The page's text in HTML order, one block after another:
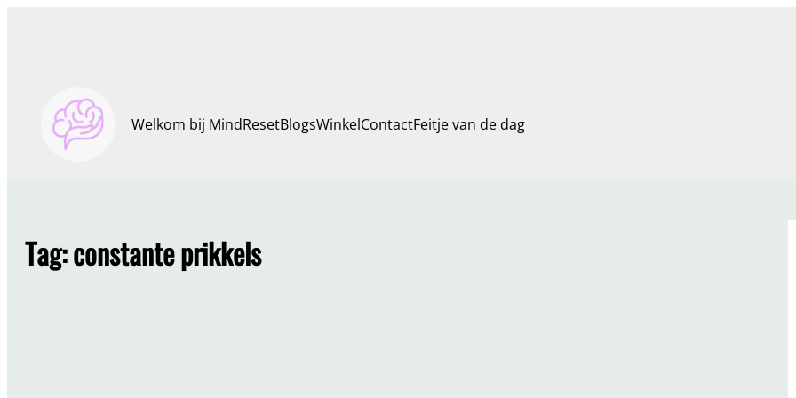
Welkom bij MindResetBlogsWinkelContactFeitje van de dag
Tag:constante prikkels